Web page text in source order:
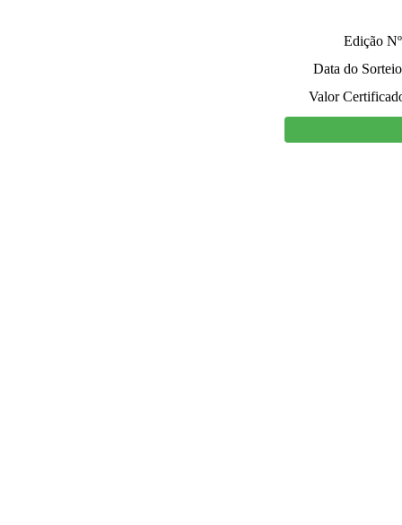
Edição
Data do
Valor